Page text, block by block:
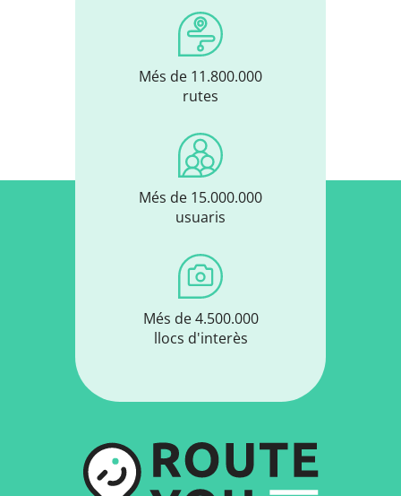
Més de 11.800.000
rutes
Més de 15.000.000
usuaris
Més de 4.500.000
llocs d'interès